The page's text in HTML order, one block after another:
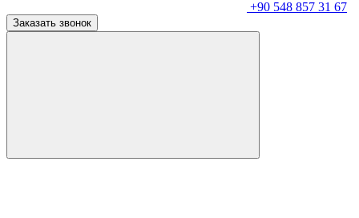
+90 548 857 31 67
Заказать звонок